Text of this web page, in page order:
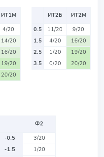
ИТ1М
4/20
14/20
16/20
19/20
20/20
ИТ2Б
ИТ2М
0.5
11/20
9/20
1.5
4/20
16/20
2.5
1/20
19/20
3.5
0/20 20/20
Ф2
-0.5
3/20
-1.5
1/20